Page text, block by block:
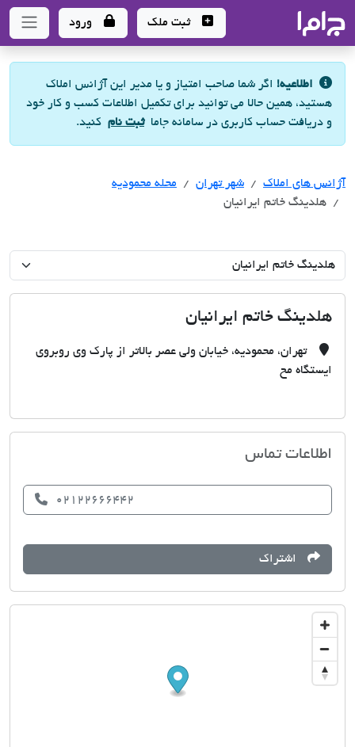
- سامانه جامع املاک و مشاورین املاک
ثبت ملک ورود
اطلاعیه! اگر شما صاحب امتیاز و یا مدیر این آژانس املاک
هستید، همین حالا می توانید برای تکمیل اطلاعات کسب و کار خود
و دریافت حساب کاربری در سامانه جاماثبت نام کنید.
آژانس های املاک آژانس های املاک
شهر تهران آژانس های املاک
محله محمودیه
هلدینگ خاتم ایرانیان
هلدینگ خاتم ایرانیان
تهران، محمودیه، خیابان ولی عصر بالاتر از پارک وی روبروی
ایستگاه مح
اطلاعات تماس
02122666442
اشتراک